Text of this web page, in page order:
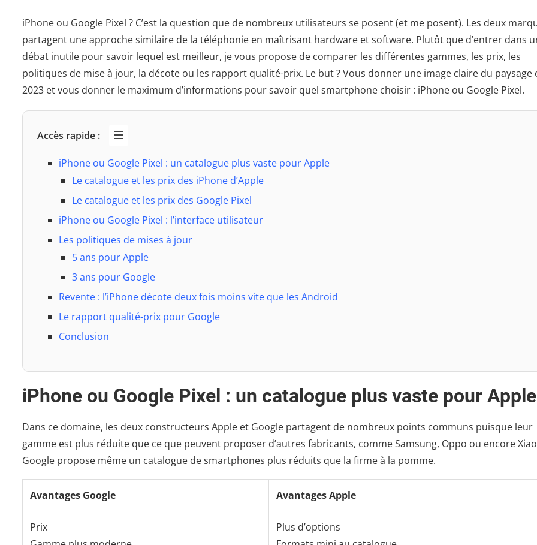
iPhone ou Google Pixel ? C’est la question que de nombreux utilisateurs se posent (et me posent). Les deux
partagent une approche similaire de la téléphonie en maîtrisant hardware et software. Plutôt que d’entrer dans
débat inutile pour savoir lequel est meilleur, je vous propose de comparer les différentes gammes, les prix, les
politiques de mise à jour, la décote ou les rapport qualité-prix. Le but ? Vous donner une image claire du paysage
2023 et vous donner le maximum d’informations pour savoir quel smartphone choisir : iPhone ou Google Pixel.
Accès rapide :
iPhone ou Google Pixel : un catalogue plus vaste pour Apple
Le catalogue et les prix des iPhone d’Apple
Le catalogue et les prix des Google Pixel
iPhone ou Google Pixel : l’interface utilisateur
Les politiques de mises à jour
5 ans pour Apple
3 ans pour Google
Revente : l’iPhone décote deux fois moins vite que les Android
Le rapport qualité-prix pour Google
Conclusion
iPhone ou Google Pixel : un catalogue plus vaste pour Apple
Dans ce domaine, les deux constructeurs Apple et Google partagent de nombreux points communs puisque leur
gamme est plus réduite que ce que peuvent proposer d’autres fabricants, comme Samsung, Oppo ou encore
Google propose même un catalogue de smartphones plus réduits que la firme à la pomme.
Avantages Google Avantages Apple
Prix
Plus d’options